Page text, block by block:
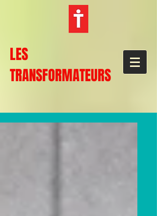
LES
TRANSFORMATEURS